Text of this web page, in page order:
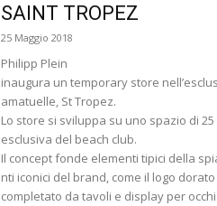
SAINT TROPEZ
25 Maggio 2018
Philipp Plein
inaugura un temporary store
amatuelle, St Tropez.
Lo store si sviluppa su uno spazio di
esclusiva del beach club.
Il concept fonde elementi tipici della
nti iconici del brand, come il logo
completato da tavoli e display per